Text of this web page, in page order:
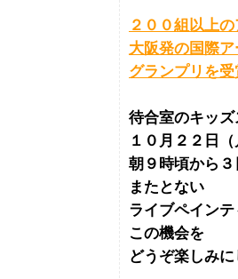
２００組以上
大阪発の国際
グランプリを受
待合室のキッ
１０月２２日
朝９時頃から
またとない
ライブペイン
この機会を
どうぞ楽しみ